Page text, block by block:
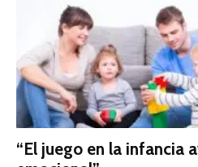
“El juego en la infancia